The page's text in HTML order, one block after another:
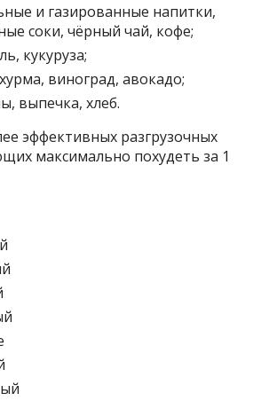
и газированные напитки,
соки, чёрный чай, кофе;
кукуруза;
виноград, авокадо;
выпечка, хлеб.
эффективных разгрузочных
максимально похудеть за 1